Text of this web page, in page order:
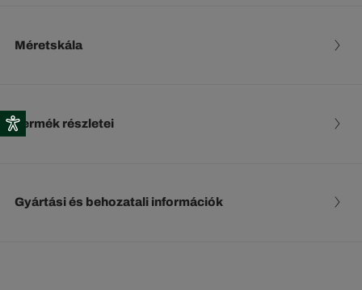
Méretskála
Termék részletei
Gyártási és behozatali információk